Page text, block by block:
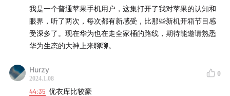
00:32:11近期 Apple 产品体验盘点
00:47:43 聊聊 Apple 的线下服务和果式新零售
00:50:18Apple 的政治正确
00:53:09Apple 线下零售店的独特之处
01:08:19
订阅《少数派播客》
我是一个普通苹果手机用户，这集打开了我对苹果的认知和
眼界，听了两次，每次都有新感受，比那些新机开箱节目感
受深多了。现在华为也在走全家桶的路线，期待能邀请熟悉
华为生态的大神上来聊聊。
Hurzy
2024.1.08
0
44:35 优衣库比较豪